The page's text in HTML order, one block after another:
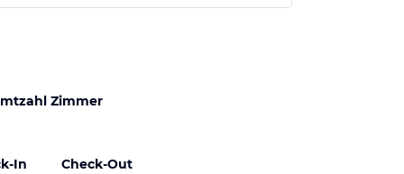
Zimmer
In
Check-Out